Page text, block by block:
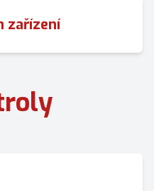
zařízení